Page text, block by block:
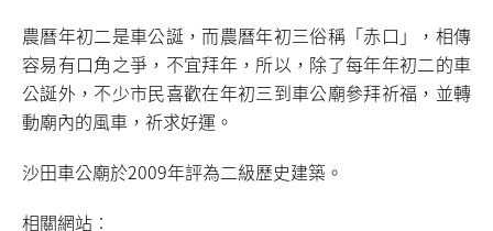
農曆年初二是車公誕，而農曆年初三俗稱「赤口」，相傳
容易有口角之爭，不宜拜年，所以，除了每年年初二的車
公誕外，不少市民喜歡在年初三到車公廟參拜祈福，並轉
動廟內的風車，祈求好運。
沙田車公廟於2009年評為二級歷史建築。
相關網站︰